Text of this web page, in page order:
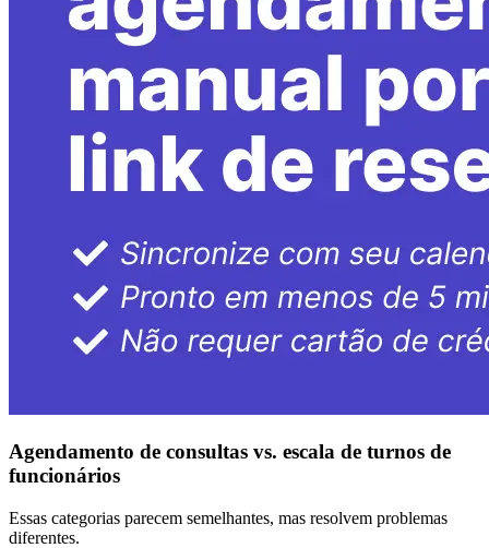
Agendamento de consultas vs. escala de turnos de
funcionários
Essas categorias parecem semelhantes, mas resolvem problemas
diferentes.